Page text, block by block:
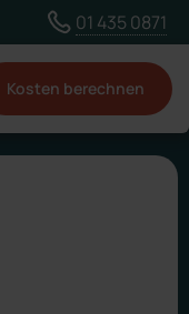
deinen01 435 0871
Kosten berechnen